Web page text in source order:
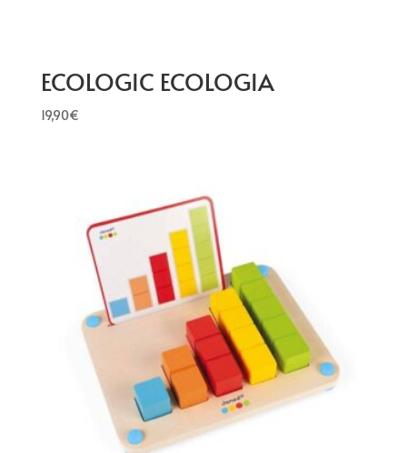
ECOLOGIC ECOLOGIA
19,90€